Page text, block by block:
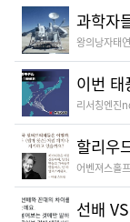
과학자
왕의낭자태연
이번 태
리서칭엔진
할리우
어벤져스홀프
선배